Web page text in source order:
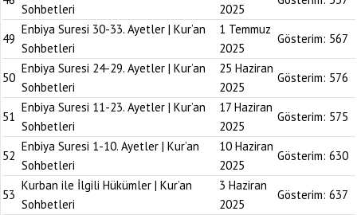
Sohbetleri 2025
49
Enbiya Suresi 30-33. Ayetler | Kur’an
Sohbetleri
1 Temmuz
2025
Gösterim: 567
50
Enbiya Suresi 24-29. Ayetler | Kur’an
Sohbetleri
25 Haziran
2025
Gösterim: 576
51
Enbiya Suresi 11-23. Ayetler | Kur’an
Sohbetleri
17 Haziran
2025
Gösterim: 575
52
Enbiya Suresi 1-10. Ayetler | Kur’an
Sohbetleri
10 Haziran
2025
Gösterim: 630
53
Kurban ile İlgili Hükümler | Kur’an
Sohbetleri
3 Haziran
2025
Gösterim: 637